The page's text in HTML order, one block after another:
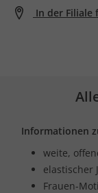
In der Filiale
Informationen
weite,
elastischer
Frauen-